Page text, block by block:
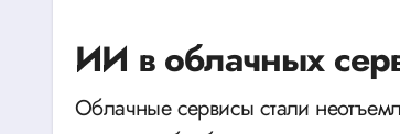
ИИ в облачных
Облачные сервисы стали